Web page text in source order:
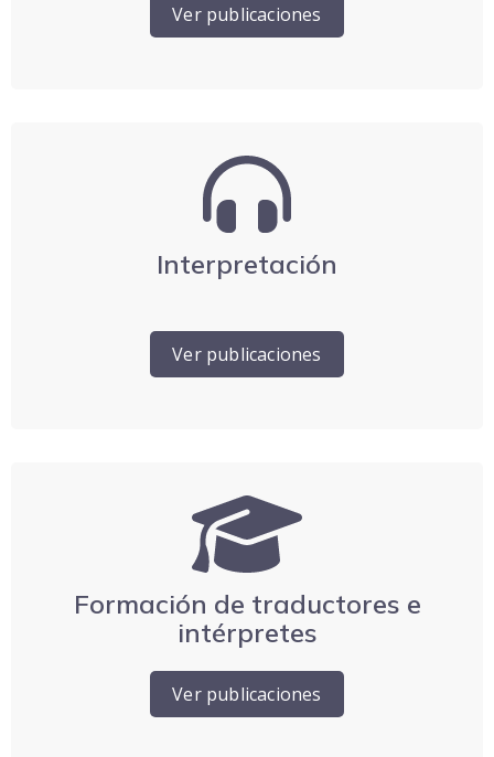
Ver publicaciones
Interpretación
Ver publicaciones
Formación de traductores e
intérpretes
Ver publicaciones